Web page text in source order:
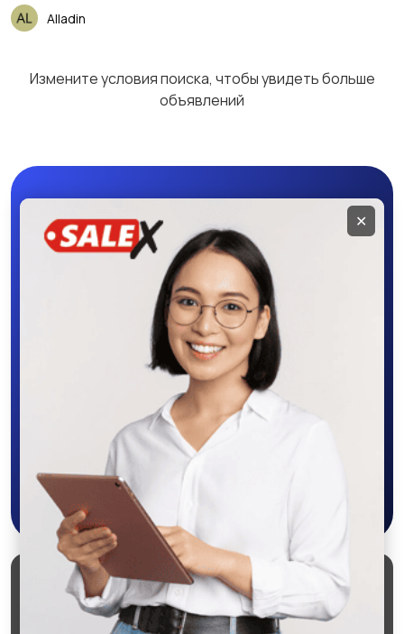
Другие услуги
Alladin
Измените условия поиска, чтобы увидеть больше
объявлений
Мобильное
приложение
Скачайте приложение в Google Play –
крутите колесо фортуны, выигрывайте
бонусы, удобно ищите и размещайте
объявления - все это в нашем мобильном
приложении SALEX!
Скачать в Google Play
Маркеты Блог
О проекте
Служба поддержки
Удаление аккаунта
Партнерка
✕